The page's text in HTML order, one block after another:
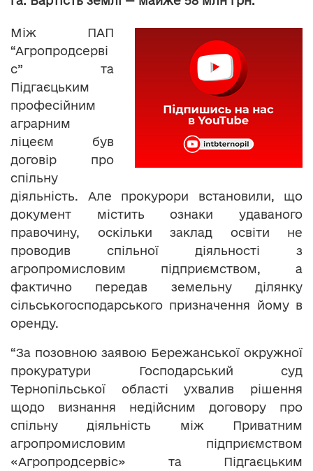
Між ПАП
“Агропродсерві
с” та
Підгаєцьким
професійним
аграрним
ліцеєм був
договір про
спільну
діяльність. Але прокурори встановили, що
документ містить ознаки удаваного
правочину, оскільки заклад освіти не
проводив спільної діяльності з
агропромисловим підприємством, а
фактично передав земельну ділянку
сільськогосподарського призначення йому в
оренду.
“За позовною заявою Бережанської окружної
прокуратури Господарський суд
Тернопільської області ухвалив рішення
щодо визнання недійсним договору про
спільну діяльність між Приватним
агропромисловим підприємством
«Агропродсервіс» та Підгаєцьким